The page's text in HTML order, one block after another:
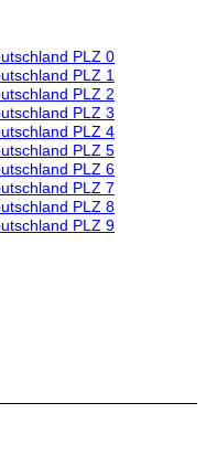
PLZ 0
PLZ 1
PLZ 2
PLZ 3
PLZ 4
PLZ 5
PLZ 6
PLZ 7
PLZ 8
PLZ 9